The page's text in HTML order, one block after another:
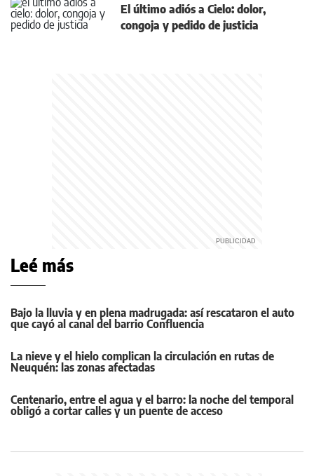
El último adiós a Cielo: dolor,
congoja y pedido de justicia
Leé más
Bajo la lluvia y en plena madrugada: así rescataron el auto
que cayó al canal del barrio Confluencia
La nieve y el hielo complican la circulación en rutas de
Neuquén: las zonas afectadas
Centenario, entre el agua y el barro: la noche del temporal
obligó a cortar calles y un puente de acceso